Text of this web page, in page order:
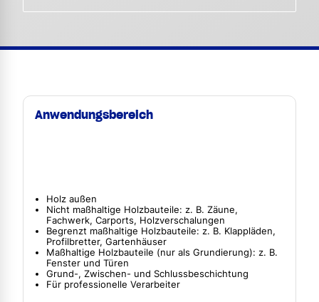
Anwendungsbereich
Holz außen
Nicht maßhaltige Holzbauteile: z. B. Zäune,
Fachwerk, Carports, Holzverschalungen
Begrenzt maßhaltige Holzbauteile: z. B. Klappläden,
Profilbretter, Gartenhäuser
Maßhaltige Holzbauteile (nur als Grundierung): z. B.
Fenster und Türen
Grund-, Zwischen- und Schlussbeschichtung
Für professionelle Verarbeiter